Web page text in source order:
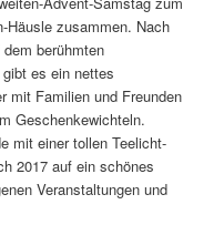
Häusle zusammen. Nach
berühmten
es ein nettes
mit Familien und Freunden
Geschenkewichteln.
mit einer tollen Teelicht-
2017 auf ein schönes
Veranstaltungen und